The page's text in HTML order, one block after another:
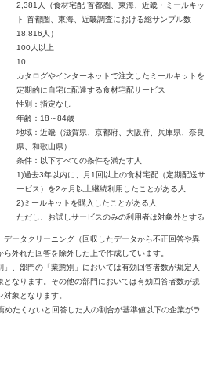
2,381人（食材宅配 首都圏、東海、近畿・ミールキッ
ト 首都圏、東海、近畿調査における総サンプル数
18,816人）
100人以上
10
カタログやインターネットで注文したミールキットを
定期的に自宅に配達する食材宅配サービス
性別：指定なし
年齢：18～84歳
地域：近畿（滋賀県、京都府、大阪府、兵庫県、奈良
県、和歌山県）
条件：以下すべての条件を満たす人
1)過去3年以内に、月1回以上の食材宅配（定期配送サ
ービス）を2ヶ月以上継続利用したことがある人
2)ミールキットを購入したことがある人
ただし、お試しサービスのみの利用者は対象外とする
ータクリーニング（回収したデータから不正回答や異
外れた回答を除外した上で作成しています。
、部門の「業態別」においては有効回答者数が規定人
なります。その他の部門においては有効回答者数が規
象となります。
たくないと回答した人の割合が基準値以下の企業がラ